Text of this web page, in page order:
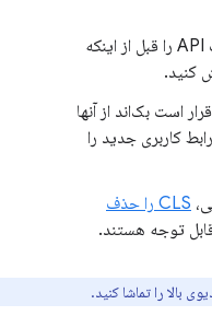
API را شبیه‌سازی کنید و اصلاحات API را قبل از اینکه
کنید.
است بک‌اند از آنها
کاربری جدید را
CLS را حذف
توجه هستند.
بالا را تماشا کنید.